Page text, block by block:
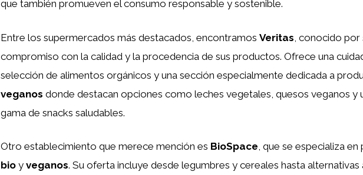
que también promueven el consumo responsable y sostenible.
Entre los supermercados más destacados, encontramos Veritas , conocido por
compromiso con la calidad y la procedencia de sus productos. Ofrece una
selección de alimentos orgánicos y una sección especialmente dedicada a
veganos donde destacan opciones como leches vegetales, quesos veganos y
gama de snacks saludables.
Otro establecimiento que merece mención es BioSpace, que se especializa
bio y veganos. Su oferta incluye desde legumbres y cereales hasta alternativas